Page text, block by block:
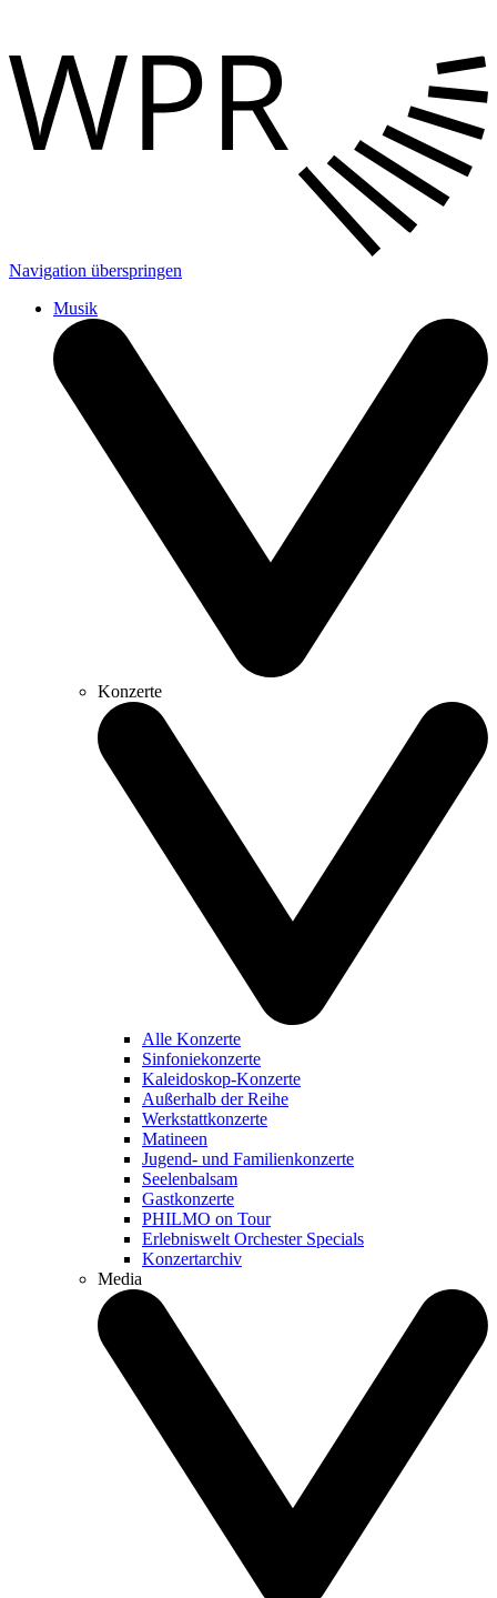
Navigation überspringen
Musik
Konzerte
Alle Konzerte
Sinfoniekonzerte
Kaleidoskop-Konzerte
Außerhalb der Reihe
Werkstattkonzerte
Matineen
Jugend- und Familienkonzerte
Seelenbalsam
Gastkonzerte
PHILMO on Tour
Erlebniswelt Orchester Specials
Konzertarchiv
Media